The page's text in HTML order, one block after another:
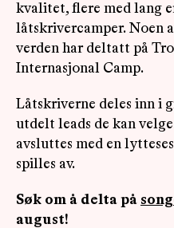
kvalitet, flere med lang
låtskrivercamper. Noen
verden har deltatt på
Internasjonal Camp.
Låtskriverne deles inn i
utdelt leads de kan
avsluttes med en
spilles av.
Søk om å delta på
august!